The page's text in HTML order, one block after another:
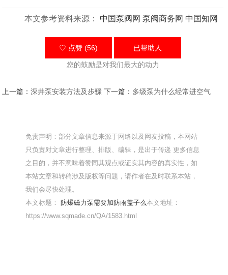
本文参考资料来源： 中国泵阀网 泵阀商务网 中国知网
♡ 点赞 (56) 已帮助人
您的鼓励是对我们最大的动力
上一篇：深井泵安装方法及步骤 下一篇： 多级泵为什么经常进空气
免责声明：部分文章信息来源于网络以及网友投稿，本网站
只负责对文章进行整理、排版、编辑，是出于传递 更多信息
之目的，并不意味着赞同其观点或证实其内容的真实性，如
本站文章和转稿涉及版权等问题，请作者在及时联系本站，
我们会尽快处理。
本文标题： 防爆磁力泵需要加防雨盖子么本文地址：
https://www.sqmade.cn/QA/1583.html